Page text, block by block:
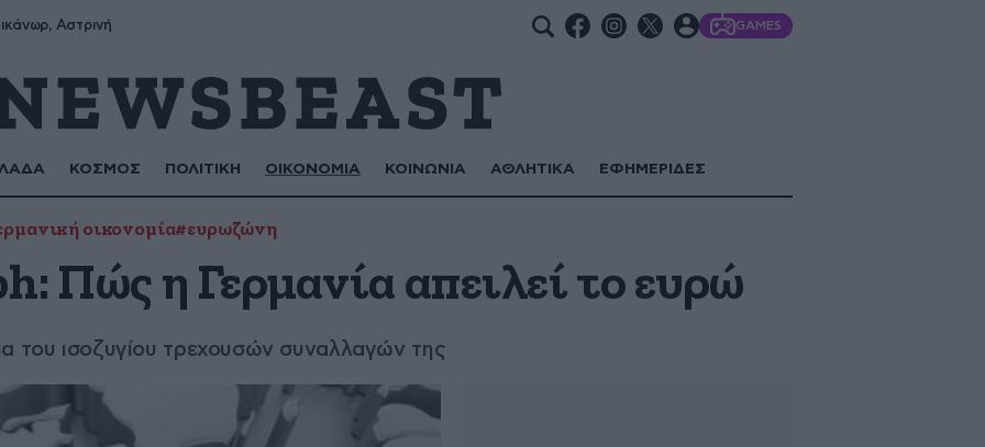
Αστρινή GAMES
ΚΟΣΜΟΣ ΠΟΛΙΤΙΚΗ ΟΙΚΟΝΟΜΙΑ ΚΟΙΝΩΝΙΑ ΑΘΛΗΤΙΚΑ ΕΦΗΜΕΡΙΔΕΣ
οικονομία#ευρωζώνη
Πώς η Γερμανία απειλεί το ευρώ
του ισοζυγίου τρεχουσών συναλλαγών της